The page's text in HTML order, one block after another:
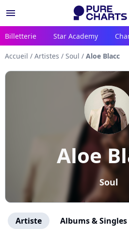
menu
Billetterie Star Academy
Accueil / Artistes / Soul / Aloe Blacc
Aloe
Soul
Artiste Albums & Singles